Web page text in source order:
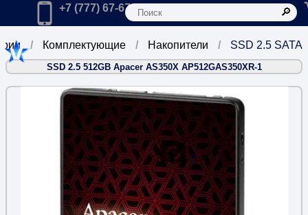
Главная
Позвонить в компанию по телефону:
+7 (777) 67-67-666
SSD 2.5 SATA
Накопители
Комплектующие
SSD 2.5 512GB Apacer AS350X AP512GAS350XR-1
2